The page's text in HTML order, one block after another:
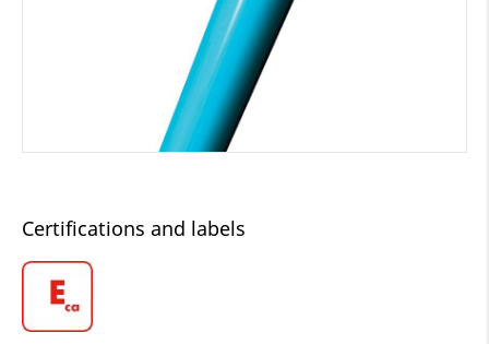
Certifications and labels